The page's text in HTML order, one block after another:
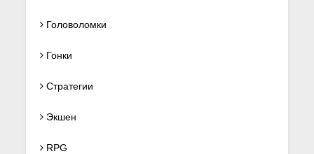
Головоломки
Гонки
Стратегии
Экшен
RPG